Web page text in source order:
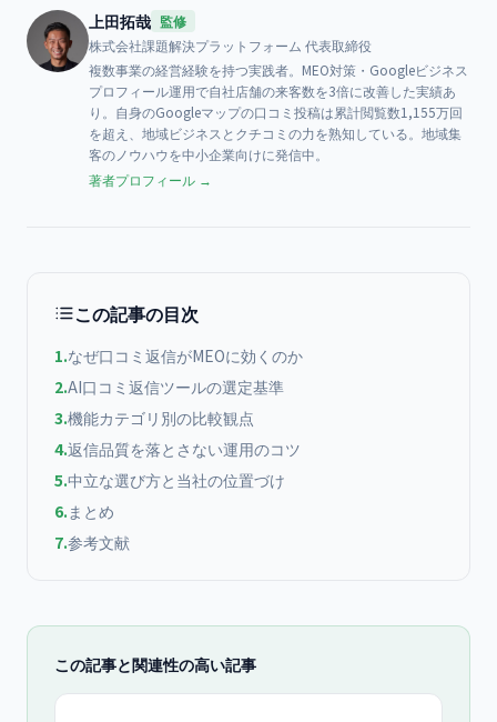
上田拓哉 監修
株式会社課題解決プラットフォーム 代表取締役
複数事業の経営経験を持つ実践者。MEO対策・Googleビジネス
プロフィール運用で自社店舗の来客数を3倍に改善した実績あ
り。自身のGoogleマップの口コミ投稿は累計閲覧数1,155万回
を超え、地域ビジネスとクチコミの力を熟知している。地域集
客のノウハウを中小企業向けに発信中。
著者プロフィール →
この記事の目次
1.なぜ口コミ返信がMEOに効くのか
2.AI口コミ返信ツールの選定基準
3.機能カテゴリ別の比較観点
4.返信品質を落とさない運用のコツ
5.中立な選び方と当社の位置づけ
6.まとめ
7.参考文献
この記事と関連性の高い記事